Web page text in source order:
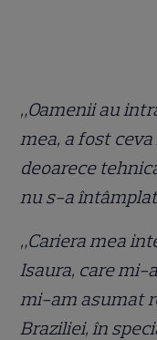
„Oamenii au
mea, a fost
deoarece
nu s-a
„Cariera mea
Isaura, care mi-
mi-am asumat
Braziliei, în